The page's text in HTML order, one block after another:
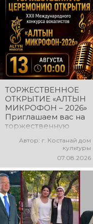
ТОРЖЕСТВЕННОЕ
ОТКРЫТИЕ «АЛТЫН
МИКРОФОН – 2026»
Приглашаем вас на
торжественную
открытия XXII
Международного
вокалистов «Алтын
микрофон – 2026»! В
этот день
талантливые
исполнители из
разных стран
Автор: г. Костанай дом
культуры
07.08.2026